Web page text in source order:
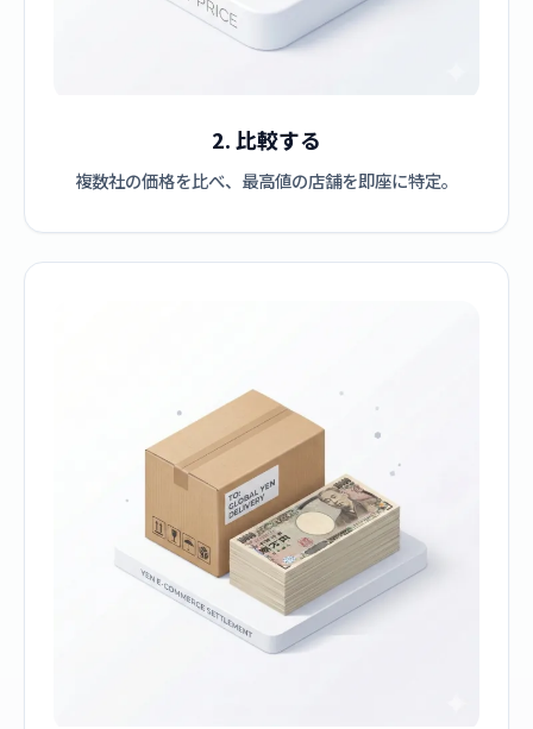
2. 比較する
複数社の価格を比べ、最高値の店舗を即座に特定。